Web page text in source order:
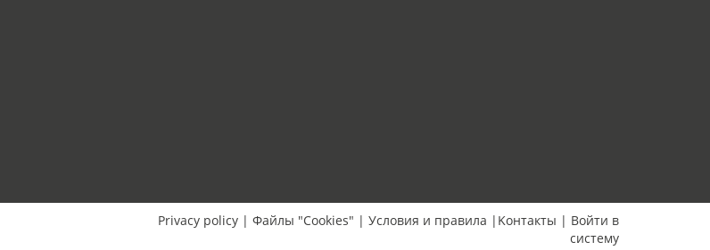
Privacy policy | Файлы "Cookies" | Условия и правила | Kонтакты | Bойти в
систему